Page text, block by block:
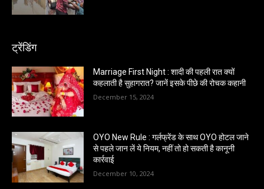
ट्रेंडिंग
Marriage First Night : शादी की पहली रात क्यों
कहलाती है सुहागरात? जानें इसके पीछे की रोचक कहानी
December 15, 2024
OYO New Rule : गर्लफ्रेंड के साथ OYO होटल जाने
से पहले जान लें ये नियम, नहीं तो हो सकती है कानूनी
कार्रवाई
December 10, 2024